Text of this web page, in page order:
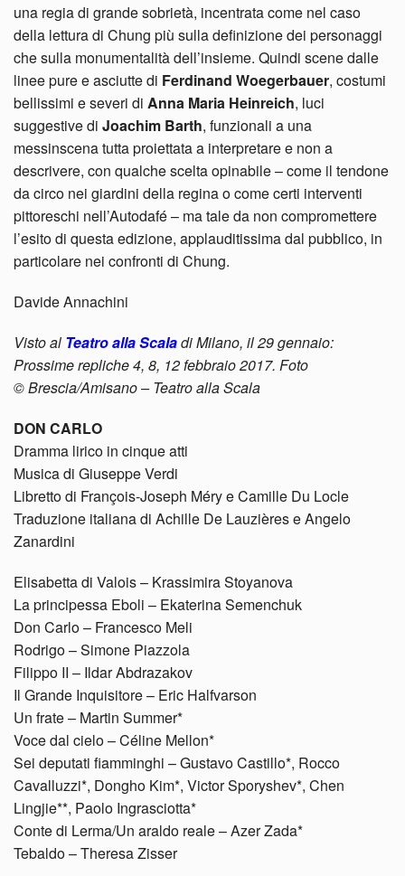
una regia di grande sobrietà, incentrata come nel caso
della lettura di Chung più sulla definizione dei personaggi
che sulla monumentalità dell’insieme. Quindi scene dalle
linee pure e asciutte di Ferdinand Woegerbauer, costumi
bellissimi e severi di Anna Maria Heinreich, luci
suggestive di Joachim Barth, funzionali a una
messinscena tutta proiettata a interpretare e non a
descrivere, con qualche scelta opinabile – come il tendone
da circo nei giardini della regina o come certi interventi
pittoreschi nell’Autodafé – ma tale da non compromettere
l’esito di questa edizione, applauditissima dal pubblico, in
particolare nei confronti di Chung.
Davide Annachini
Visto al Teatro alla Scaladi Milano, il 29 gennaio:
Prossime repliche 4, 8, 12 febbraio 2017. Foto
© Brescia/Amisano – Teatro alla Scala
DON CARLO
Dramma lirico in cinque atti
Musica di Giuseppe Verdi
Libretto di François-Joseph Méry e Camille Du Locle
Traduzione italiana di Achille De Lauzières e Angelo
Zanardini
Elisabetta di Valois – Krassimira Stoyanova
La principessa Eboli – Ekaterina Semenchuk
Don Carlo – Francesco Meli
Rodrigo – Simone Piazzola
Filippo II – Ildar Abdrazakov
Il Grande Inquisitore – Eric Halfvarson
Un frate – Martin Summer*
Voce dal cielo – Céline Mellon*
Sei deputati fiamminghi – Gustavo Castillo*, Rocco
Cavalluzzi*, Dongho Kim*, Victor Sporyshev*, Chen
Lingjie**, Paolo Ingrasciotta*
Conte di Lerma/Un araldo reale – Azer Zada*
Tebaldo – Theresa Zisser